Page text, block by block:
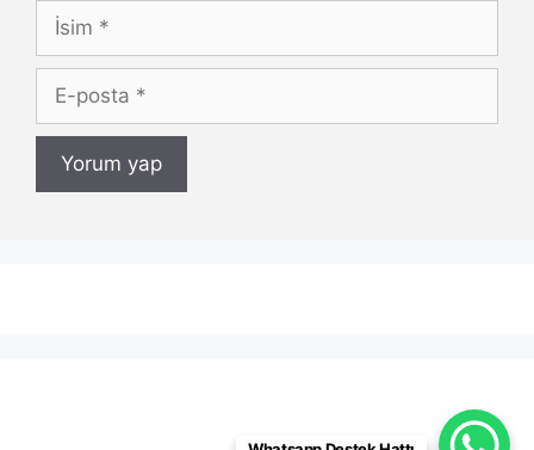
İsim
posta